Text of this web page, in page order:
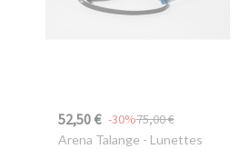
52,50 € 75,00 €
-30%
Arena Talange - Lunettes